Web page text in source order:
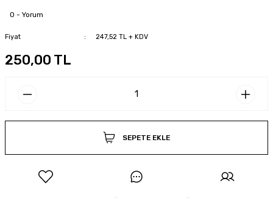
0 - Yorum
Fiyat 247,52 TL + KDV
250,00 TL
SEPETE EKLE